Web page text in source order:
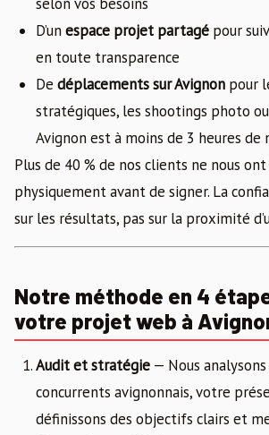
D’un espace projet partagé pour
en toute transparence
De déplacements sur Avignon pour
stratégiques, les shootings photo
Avignon est à moins de 3 heures de
Plus de 40 % de nos clients ne nous
physiquement avant de signer. La
sur les résultats, pas sur la proximité
Notre méthode en 4
votre projet web à
Audit et stratégie — Nous
concurrents avignonnais, votre
définissons des objectifs clairs et